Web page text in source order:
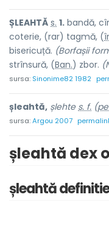
ȘLEAHTĂ s. 1. bandă,
coterie, (rar) tagmă, (
bisericuță. (Borfașii
strînsură, (Ban.) zbor.
sursa: Sinonime82 1982
șleahtă, șlehte s. f. (
sursa:Argou 2007
șleahtă dex
șleahtă definitie